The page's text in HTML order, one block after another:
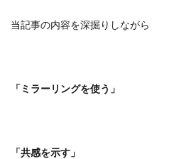
当記事の内容を深掘りしながら
「ミラーリングを使う」
「共感を示す」